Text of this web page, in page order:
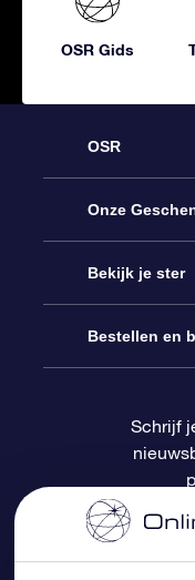
OSR Gids
OSR
Service
Contact
Blog
OSR
Onze
Online Star Gift
OSR
OSR
Bekijk je ster
Sterrenregister
One Million
Bestellen en
Schrijf